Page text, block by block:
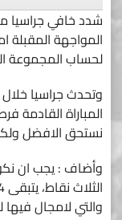
شدد خافي جراسيا
المواجهة المقبلة
لحساب المجموعة
وتحدث جراسيا خلال
المباراة القادمة
نستحق الافضل
وأضاف : يجب ان
والتي لامجال